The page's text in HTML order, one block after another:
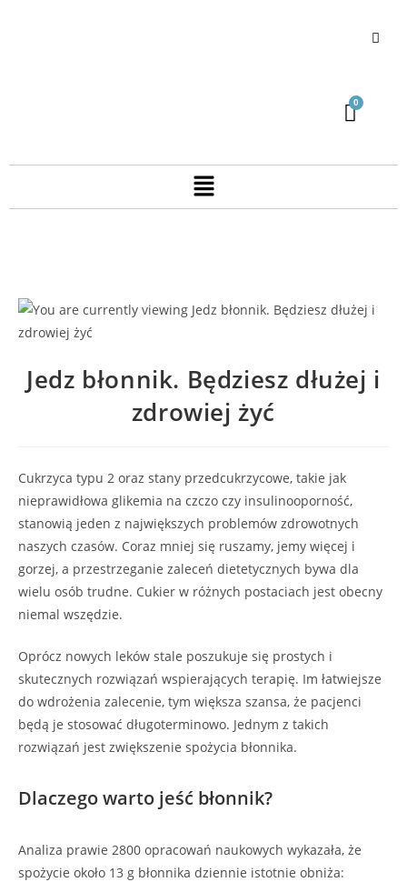
Jedz błonnik. Będziesz dłużej i
zdrowiej żyć
Cukrzyca typu 2 oraz stany przedcukrzycowe, takie jak
nieprawidłowa glikemia na czczo czy insulinooporność,
stanowią jeden z największych problemów zdrowotnych
naszych czasów. Coraz mniej się ruszamy, jemy więcej i
gorzej, a przestrzeganie zaleceń dietetycznych bywa dla
wielu osób trudne. Cukier w różnych postaciach jest obecny
niemal wszędzie.
Oprócz nowych leków stale poszukuje się prostych i
skutecznych rozwiązań wspierających terapię. Im łatwiejsze
do wdrożenia zalecenie, tym większa szansa, że pacjenci
będą je stosować długoterminowo. Jednym z takich
rozwiązań jest zwiększenie spożycia błonnika.
Dlaczego warto jeść błonnik?
Analiza prawie 2800 opracowań naukowych wykazała, że
spożycie około 13 g błonnika dziennie istotnie obniża: